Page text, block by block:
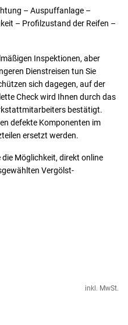
– Auspuffanlage –
– Profilzustand der Reifen –
Inspektionen, aber
Dienstreisen tun Sie
sich dagegen, auf der
Check wird Ihnen durch das
bestätigt.
defekte Komponenten im
ersetzt werden.
Möglichkeit, direkt online
Vergölst-
inkl. MwSt.